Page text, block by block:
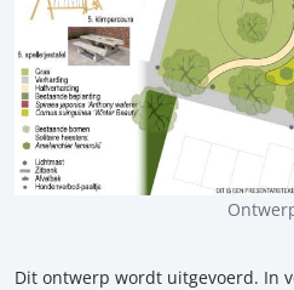
Dit ontwerp wordt uitgevoerd. In